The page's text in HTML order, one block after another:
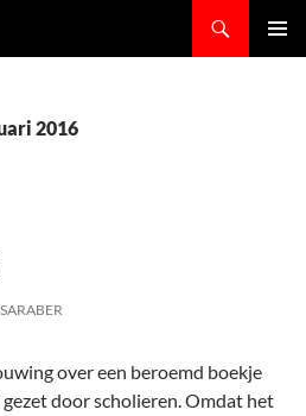
2016
over een beroemd boekje
door scholieren. Omdat het